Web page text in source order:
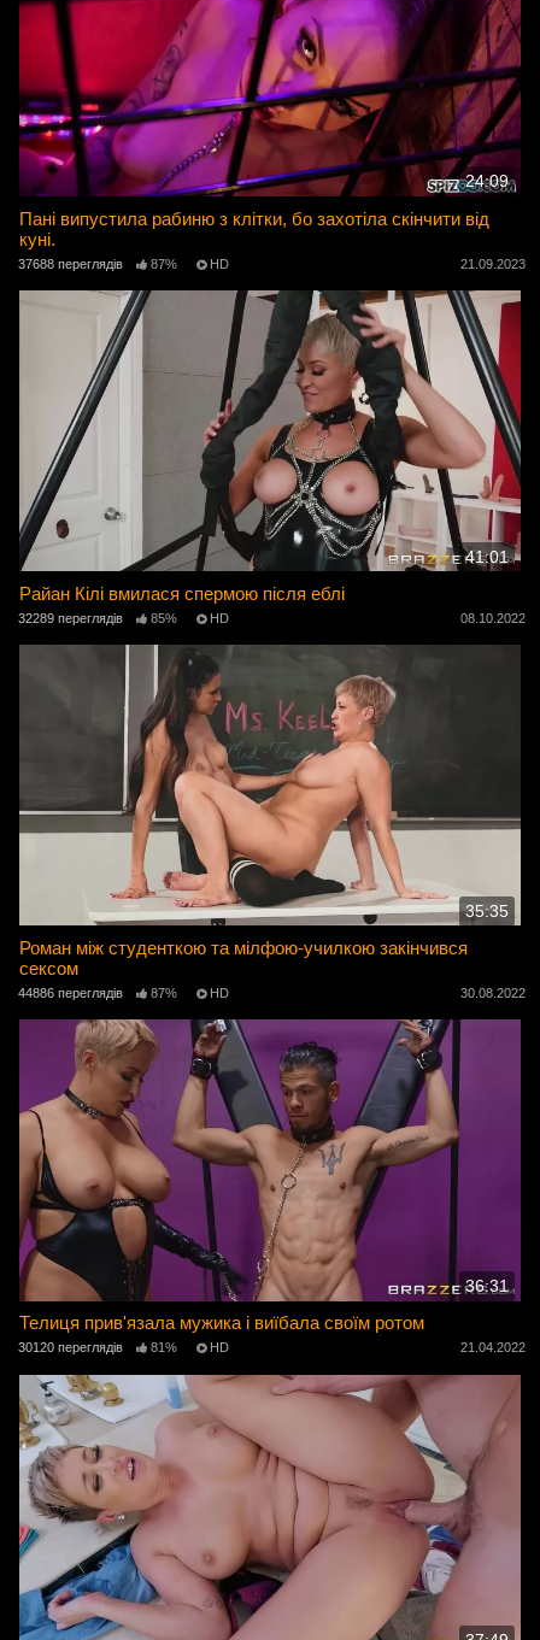
24:09
Пані випустила рабиню з клітки, бо захотіла скінчити від
куні.
37688 переглядів 87% HD 21.09.2023
41:01
Райан Кілі вмилася спермою після еблі
32289 переглядів 85% HD 08.10.2022
35:35
Роман між студенткою та мілфою-училкою закінчився
сексом
44886 переглядів 87% HD 30.08.2022
36:31
Телиця прив'язала мужика і виїбала своїм ротом
30120 переглядів 81% HD 21.04.2022